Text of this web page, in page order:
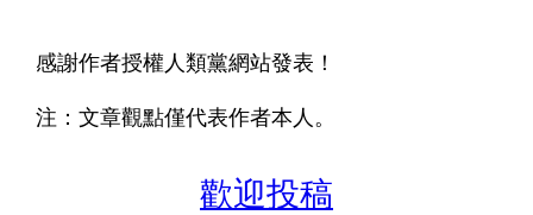
感謝作者授權人類黨網站發表！
注：文章觀點僅代表作者本人。
歡迎投稿